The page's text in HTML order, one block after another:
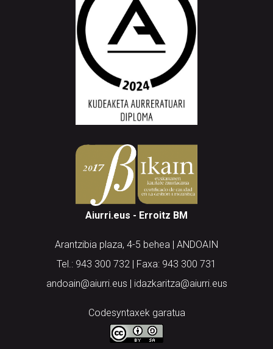
Aiurri.eus - Erroitz BM
Arantzibia plaza, 4-5 behea | ANDOAIN
Tel.: 943 300 732 | Faxa: 943 300 731
andoain@aiurri.eus | idazkaritza@aiurri.eus
Codesyntaxek garatua